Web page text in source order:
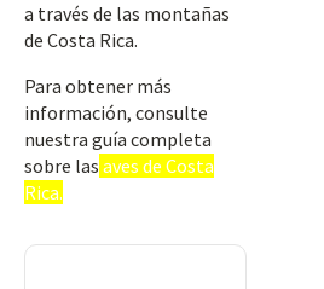
a través de las montañas
de Costa Rica.
Para obtener más
información, consulte
nuestra guía completa
sobre las aves de Costa
Rica.